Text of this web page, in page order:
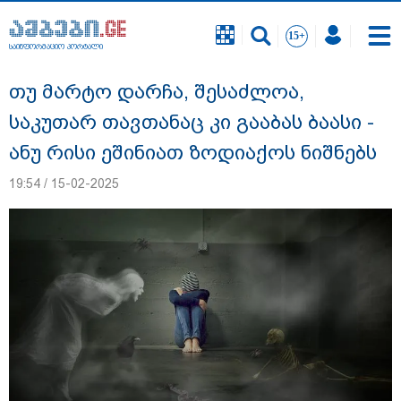
საინფორმაციო პორტალი
გიგა ავალიანის საქმეზე ნია იმნაძეს და
ანასტასია ბერუაშვილს ბრალდება
წარუდგინეს
საინფორმაციო პორტალი
თუ მარტო დარჩა, შესაძლოა,
საკუთარ თავთანაც კი გააბას ბაასი -
ანუ რისი ეშინიათ ზოდიაქოს ნიშნებს
19:54 / 15-02-2025